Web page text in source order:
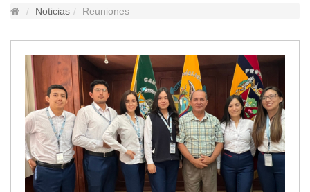
Noticias Reuniones
Gastronomía
Parques
Balnearios
Petroglifos
Numbiaranga
Plan de Desarrollo Turístico
Noticias
Obras
Asambleas